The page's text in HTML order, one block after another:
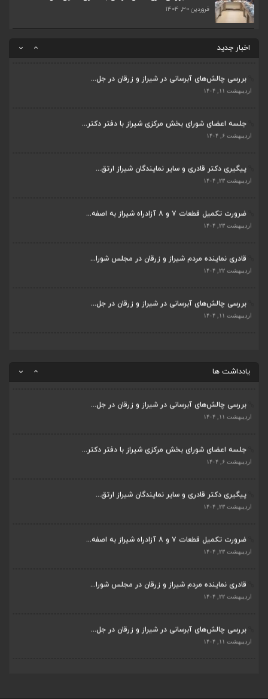
فروردین ۳۰, ۱۴۰۴
اخبار جدید
بررسی چالش‌های آبرسانی در شیراز و زرقان در جل...
جلسه اعضای شورای بخش مرکزی شیراز با دفتر دکتر...
پیگیری دکتر قادری و سایر نمایندگان شیراز ارتق...
اردیبهشت ۲۳, ۱۴۰۴
ضرورت تکمیل قطعات ۷ و ۸ آزادراه شیراز به اصفه...
قادری نماینده مردم شیراز و زرقان در مجلس شورا...
بررسی چالش‌های آبرسانی در شیراز و زرقان در جل...
یادداشت ها
ضرورت تکمیل قطعات ۷ و ۸ آزادراه شیراز به اصفه...
اردیبهشت ۲۳, ۱۴۰۴
قادری نماینده مردم شیراز و زرقان در مجلس شورا...
اردیبهشت ۲۲, ۱۴۰۴
بررسی چالش‌های آبرسانی در شیراز و زرقان در جل...
اردیبهشت ۱۱, ۱۴۰۴
جلسه اعضای شورای بخش مرکزی شیراز با دفتر دکتر...
اردیبهشت ۶, ۱۴۰۴
پیگیری دکتر قادری و سایر نمایندگان شیراز ارتق...
اردیبهشت ۲۳, ۱۴۰۴
ضرورت تکمیل قطعات ۷ و ۸ آزادراه شیراز به اصفه...
اردیبهشت ۲۳, ۱۴۰۴
اردیبهشت ۱۱, ۱۴۰۴
اردیبهشت ۶, ۱۴۰۴
اردیبهشت ۲۳, ۱۴۰۴
اردیبهشت ۲۳, ۱۴۰۴
اردیبهشت ۲۲, ۱۴۰۴
اردیبهشت ۱۱, ۱۴۰۴